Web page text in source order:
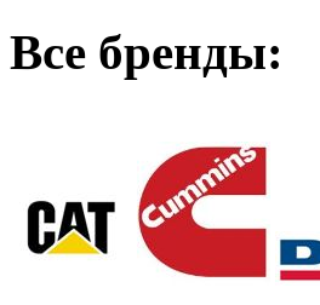
Все бренды: